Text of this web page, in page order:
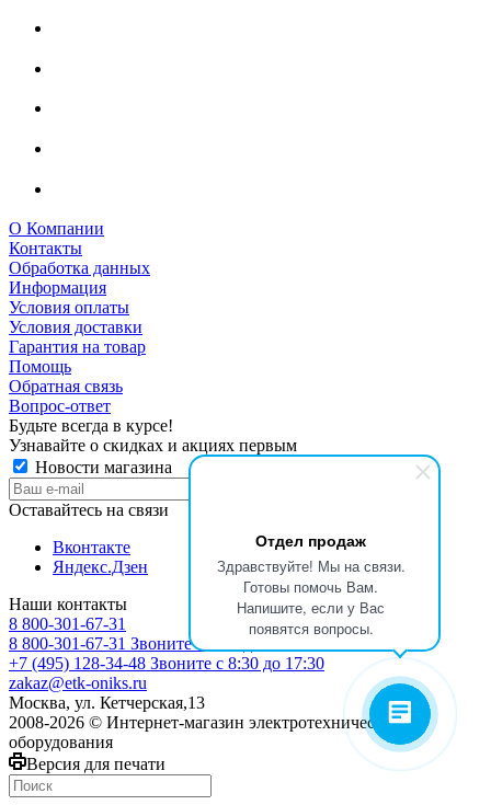
Отдел продаж
Здравствуйте! Мы на связи.
Готовы помочь Вам.
Напишите, если у Вас
появятся вопросы.
О Компании
Контакты
Обработка данных
Информация
Условия оплаты
Условия доставки
Гарантия на товар
Помощь
Обратная связь
Вопрос-ответ
Будьте всегда в курсе!
Узнавайте о скидках и акциях первым
Новости магазина
Оставайтесь на связи
Вконтакте
Яндекс.Дзен
Наши контакты
8 800-301-67-31
8 800-301-67-31 Звоните с 9:00 до 17:00
+7 (495) 128-34-48 Звоните с 8:30 до 17:30
zakaz@etk-oniks.ru
Москва, ул. Кетчерская,13
2008-2026 © Интернет-магазин электротехнического
оборудования
Версия для печати